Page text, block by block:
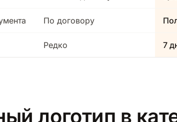
По договору
Редко 7
логотип в